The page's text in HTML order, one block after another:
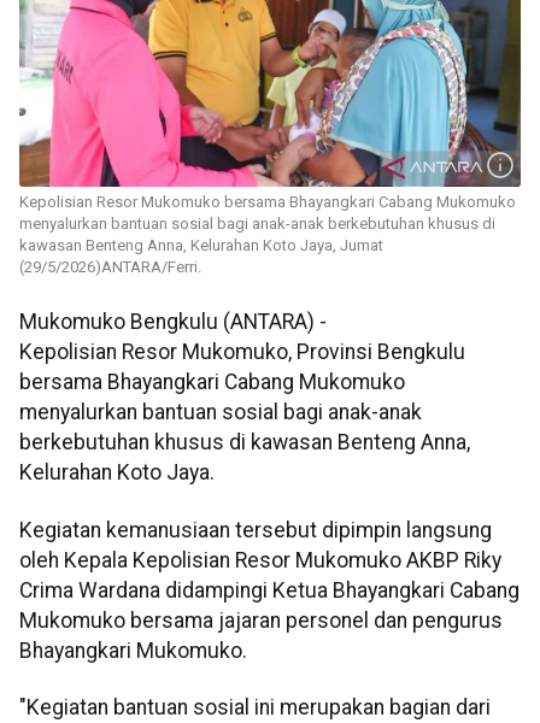
Kepolisian Resor Mukomuko bersama Bhayangkari Cabang Mukomuko
menyalurkan bantuan sosial bagi anak-anak berkebutuhan khusus di
kawasan Benteng Anna, Kelurahan Koto Jaya, Jumat
(29/5/2026)ANTARA/Ferri.
Mukomuko Bengkulu (ANTARA) -
Kepolisian Resor Mukomuko, Provinsi Bengkulu
bersama Bhayangkari Cabang Mukomuko
menyalurkan bantuan sosial bagi anak-anak
berkebutuhan khusus di kawasan Benteng Anna,
Kelurahan Koto Jaya.
Kegiatan kemanusiaan tersebut dipimpin langsung
oleh Kepala Kepolisian Resor Mukomuko AKBP Riky
Crima Wardana didampingi Ketua Bhayangkari Cabang
Mukomuko bersama jajaran personel dan pengurus
Bhayangkari Mukomuko.
"Kegiatan bantuan sosial ini merupakan bagian dari